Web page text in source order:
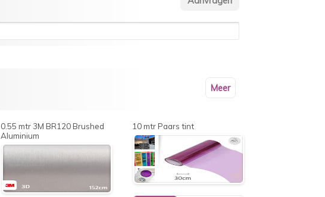
Meer
0.55 mtr 3M BR120 Brushed
Aluminium
10 mtr Paars tint